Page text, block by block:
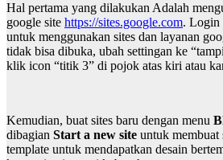
Hal pertama yang dilakukan Adalah
google site https://sites.google.com. Login
untuk menggunakan sites dan layanan
tidak bisa dibuka, ubah settingan ke
klik icon “titik 3” di pojok atas kiri atau
Kemudian, buat sites baru dengan menu
dibagian Start a new site untuk
template untuk mendapatkan desain